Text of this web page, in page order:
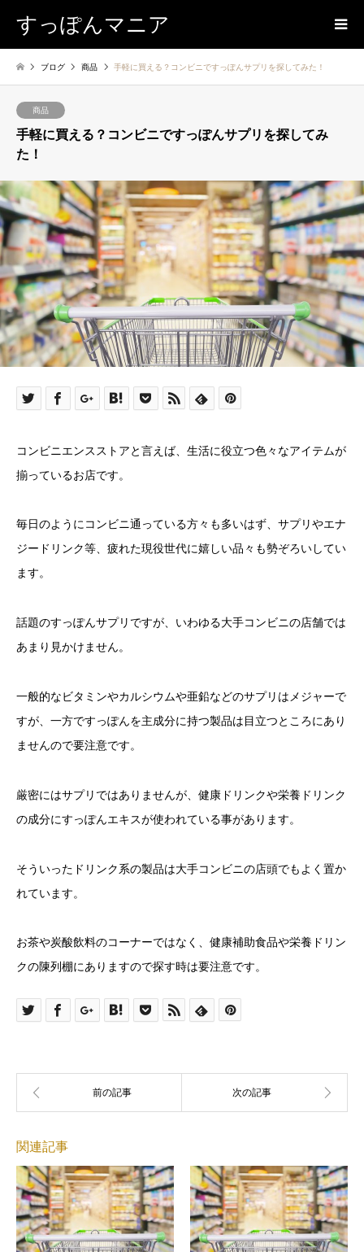
すっぽんマニア
ブログ 商品 手軽に買える？コンビニですっぽんサプリを探してみた！
商品
手軽に買える？コンビニですっぽんサプリを探してみ
た！
コンビニエンスストアと言えば、生活に役立つ色々なアイテムが
揃っているお店です。
毎日のようにコンビニ通っている方々も多いはず、サプリやエナ
ジードリンク等、疲れた現役世代に嬉しい品々も勢ぞろいしてい
ます。
話題のすっぽんサプリですが、いわゆる大手コンビニの店舗では
あまり見かけません。
一般的なビタミンやカルシウムや亜鉛などのサプリはメジャーで
すが、一方ですっぽんを主成分に持つ製品は目立つところにあり
ませんので要注意です。
厳密にはサプリではありませんが、健康ドリンクや栄養ドリンク
の成分にすっぽんエキスが使われている事があります。
そういったドリンク系の製品は大手コンビニの店頭でもよく置か
れています。
お茶や炭酸飲料のコーナーではなく、健康補助食品や栄養ドリン
クの陳列棚にありますので探す時は要注意です。
関連記事